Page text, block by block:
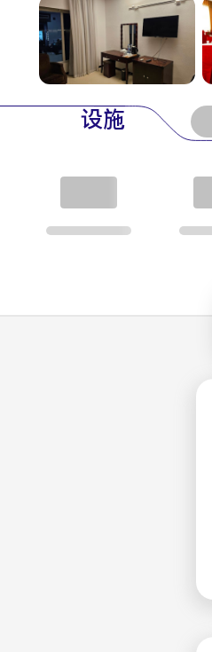
市场、参加水上运动活
前往主要景
基什海滩：步行即可
海洋水上公园
：附近
玛丽亚姆购物中心：
摘要
设施